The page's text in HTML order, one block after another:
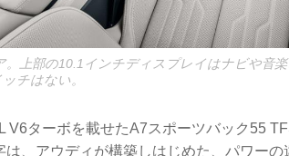
。上部の10.1インチディスプレイはナビや音
チはない。
V6ターボを載せたA7スポーツバック55
、アウディが構築しはじめた、パワーの